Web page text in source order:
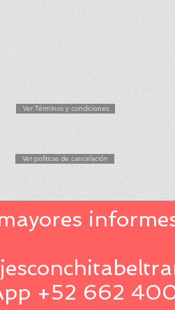
Ver Términos y condiciones
Ver políticas de cancelación
+52 662